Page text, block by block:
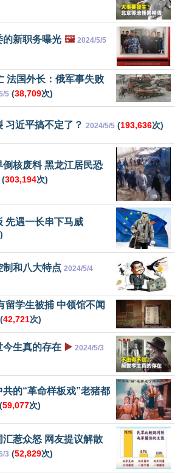
的新职务曝光 🖼️ 2024/5/5
法国外长：俄军事失败
5 (38,709次)
习近平搞不定了？ 2024/5/5 (193,636次)
核废料 黑龙江居民恐
(303,194次)
先遇一长串下马威
制和八大特点 2024/5/4
留学生被捕 中领馆不闻
(42,721次)
今生真的存在 ▶️ 2024/5/3
的“革命样板戏”老猪都
(59,077次)
汇惹众怒 网友提议解散
3 (52,829次)